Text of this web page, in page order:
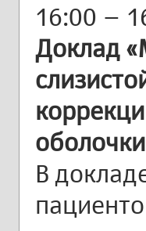
16:00 –
Доклад
В